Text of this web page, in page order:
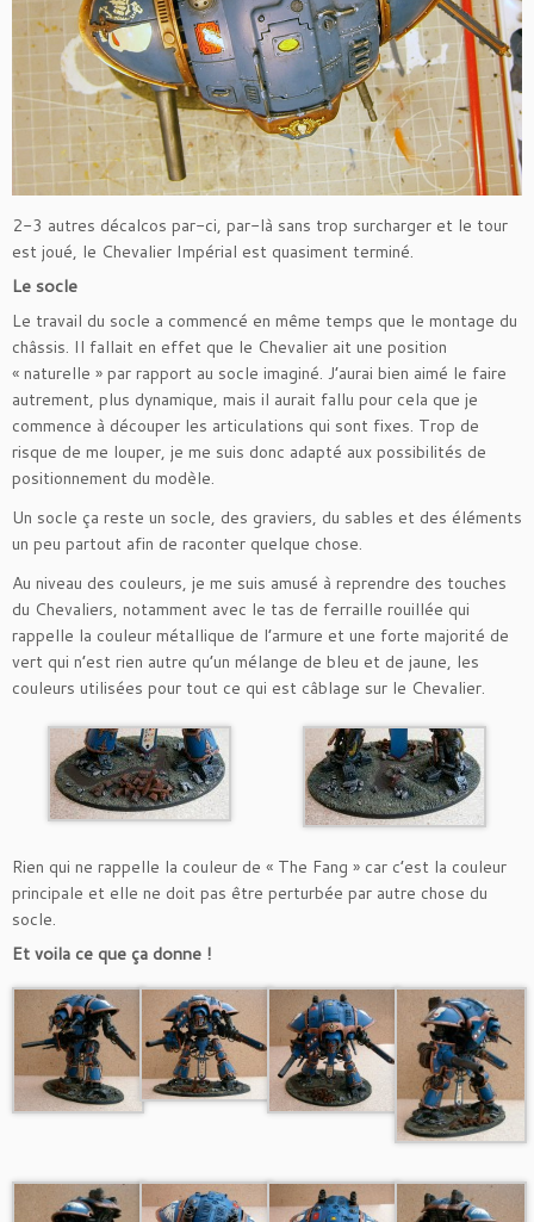
2-3 autres décalcos par-ci, par-là sans trop surcharger et le tour
est joué, le Chevalier Impérial est quasiment terminé.
Le socle
Le travail du socle a commencé en même temps que le montage du
châssis. Il fallait en effet que le Chevalier ait une position
« naturelle » par rapport au socle imaginé. J’aurai bien aimé le faire
autrement, plus dynamique, mais il aurait fallu pour cela que je
commence à découper les articulations qui sont fixes. Trop de
risque de me louper, je me suis donc adapté aux possibilités de
positionnement du modèle.
Un socle ça reste un socle, des graviers, du sables et des éléments
un peu partout afin de raconter quelque chose.
Au niveau des couleurs, je me suis amusé à reprendre des touches
du Chevaliers, notamment avec le tas de ferraille rouillée qui
rappelle la couleur métallique de l’armure et une forte majorité de
vert qui n’est rien autre qu’un mélange de bleu et de jaune, les
couleurs utilisées pour tout ce qui est câblage sur le Chevalier.
Rien qui ne rappelle la couleur de « The Fang » car c’est la couleur
principale et elle ne doit pas être perturbée par autre chose du
socle.
Et voila ce que ça donne !